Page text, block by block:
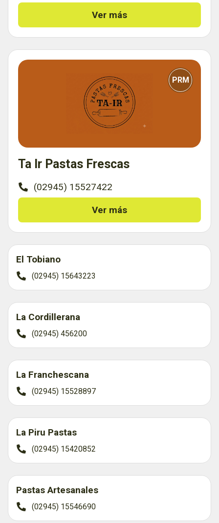
Ver más
PRM
Ta Ir Pastas Frescas
(02945) 15527422
Ver más
El Tobiano
(02945) 15643223
La Cordillerana
(02945) 456200
La Franchescana
(02945) 15528897
La Piru Pastas
(02945) 15420852
Pastas Artesanales
(02945) 15546690